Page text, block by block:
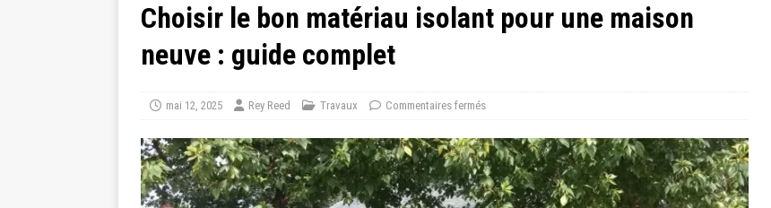
Choisir le bon matériau isolant pour une maison
neuve : guide complet
mai 12, 2025 Rey Reed Travaux Commentaires fermés